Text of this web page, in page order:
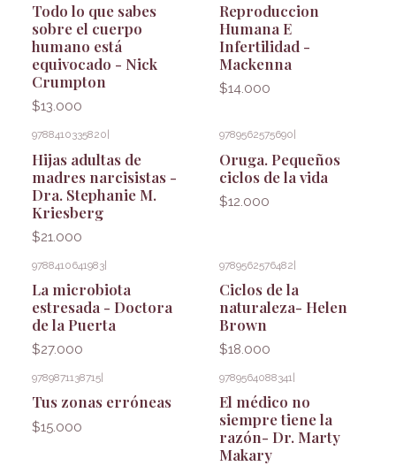
Todo lo que sabes
sobre el cuerpo
humano está
equivocado - Nick
Crumpton
$13.000
Reproduccion
Humana E
Infertilidad -
Mackenna
$14.000
9788410335820
Hijas adultas de
madres narcisistas -
Dra. Stephanie M.
Kriesberg
$21.000
9789562575690
Oruga. Pequeños
ciclos de la vida
$12.000
9788410641983|
La microbiota
estresada - Doctora
de la Puerta
$27.000
9789562576482|
Ciclos de la
naturaleza- Helen
Brown
$18.000
9789871138715
Tus zonas erróneas
$15.000
9789564088341
El médico no
siempre tiene la
razón- Dr. Marty
Makary